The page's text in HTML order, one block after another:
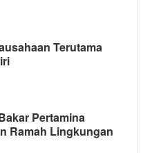
Terutama
Pertamina
Ramah Lingkungan